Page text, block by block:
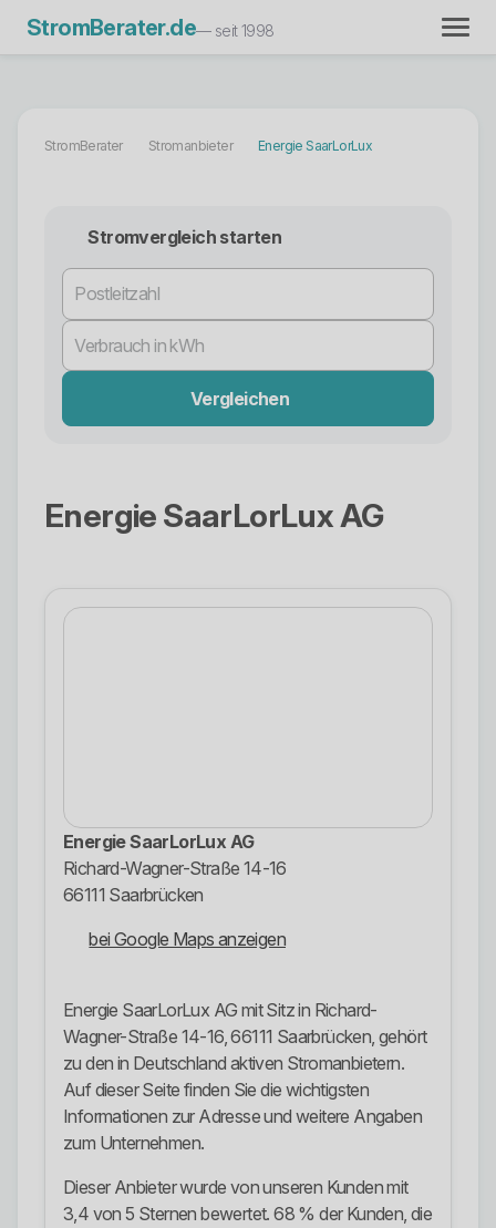
StromBerater.de— seit 1998
StromBerater Stromanbieter Energie SaarLorLux
Stromvergleich starten
Vergleichen
Energie SaarLorLux AG
Energie SaarLorLux AG
Richard-Wagner-Straße 14-16
66111 Saarbrücken
bei Google Maps anzeigen
Energie SaarLorLux AG mit Sitz in Richard-
Wagner-Straße 14-16, 66111 Saarbrücken, gehört
zu den in Deutschland aktiven Stromanbietern.
Auf dieser Seite finden Sie die wichtigsten
Informationen zur Adresse und weitere Angaben
zum Unternehmen.
Dieser Anbieter wurde von unseren Kunden mit
3,4 von 5 Sternen bewertet. 68 % der Kunden, die